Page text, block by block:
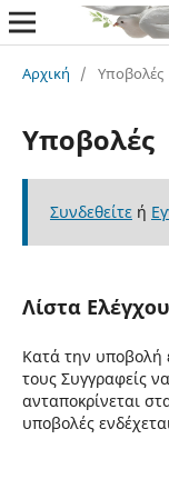
Αρχική / Υποβολές
Υποβολές
Συνδεθείτεή
Λίστα
Κατά την υποβολή
τους Συγγραφείς
ανταποκρίνεται
υποβολές